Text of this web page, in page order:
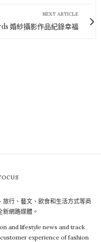
NEXT ARTICLE
婚紗攝影作品紀錄幸福
旅行、藝文、飲食和生活方式等商
網路媒體。
and lifestyle news and track
experience of fashion